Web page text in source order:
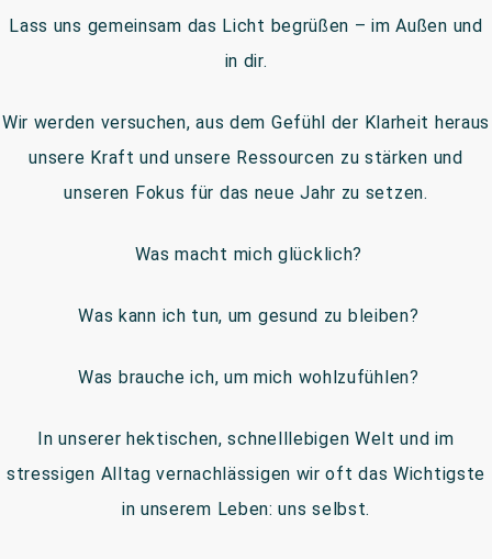
Lass uns gemeinsam das Licht begrüßen – im Außen und
in dir.
Wir werden versuchen, aus dem Gefühl der Klarheit heraus
unsere Kraft und unsere Ressourcen zu stärken und
unseren Fokus für das neue Jahr zu setzen.
Was macht mich glücklich?
Was kann ich tun, um gesund zu bleiben?
Was brauche ich, um mich wohlzufühlen?
In unserer hektischen, schnelllebigen Welt und im
stressigen Alltag vernachlässigen wir oft das Wichtigste
in unserem Leben: uns selbst.